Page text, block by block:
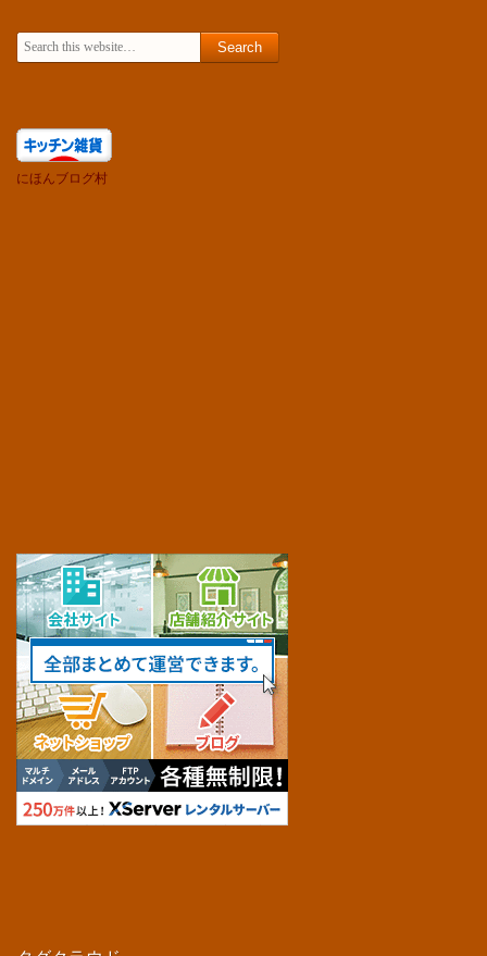
Search for:
にほんブログ村